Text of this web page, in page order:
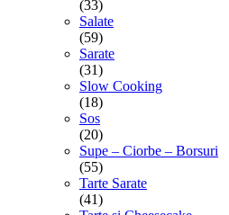
(33)
Salate
(59)
Sarate
(31)
Slow Cooking
(18)
Sos
(20)
Supe – Ciorbe – Borsuri
(55)
Tarte Sarate
(41)